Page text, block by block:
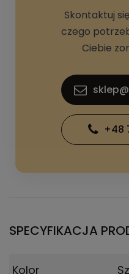
Skontaktuj
czego
Ciebie
+48
SPECYFIKACJA
Kolor